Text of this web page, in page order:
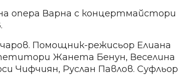
опера Варна с концертмайстори
Помощник-режисьор Елиана
Жанета Бенун, Веселина
Чифчиян, Руслан Павлов. Суфльор